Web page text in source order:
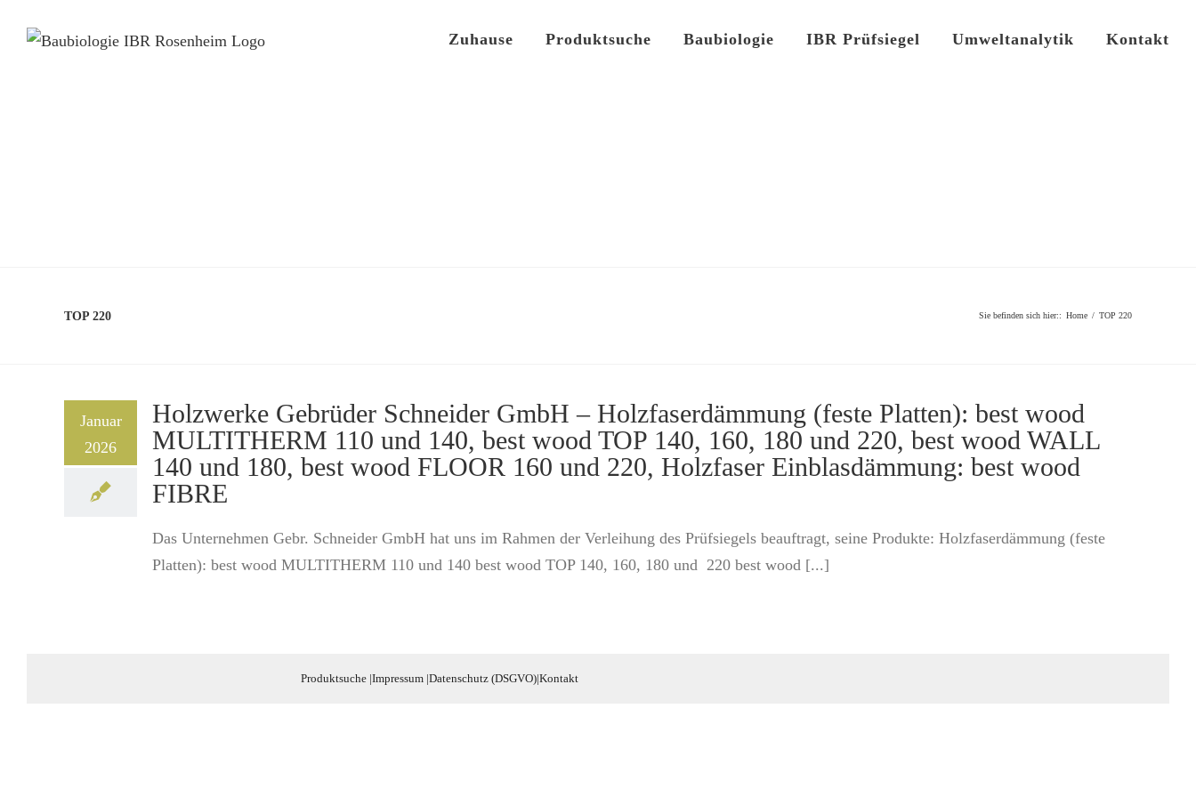
Zuhause Produktsuche Baubiologie IBR Prüfsiegel Umweltanalytik Kontakt
TOP 220 Sie befinden sich hier:: Home / TOP 220
Januar
2026
Holzwerke Gebrüder Schneider GmbH – Holzfaserdämmung (feste Platten): best wood
MULTITHERM 110 und 140, best wood TOP 140, 160, 180 und 220, best wood WALL
140 und 180, best wood FLOOR 160 und 220, Holzfaser Einblasdämmung: best wood
FIBRE
Das Unternehmen Gebr. Schneider GmbH hat uns im Rahmen der Verleihung des Prüfsiegels beauftragt, seine Produkte: Holzfaserdämmung (feste
Platten): best wood MULTITHERM 110 und 140 best wood TOP 140, 160, 180 und 220 best wood [...]
Produktsuche|Impressum|Datenschutz (DSGVO)|Kontakt